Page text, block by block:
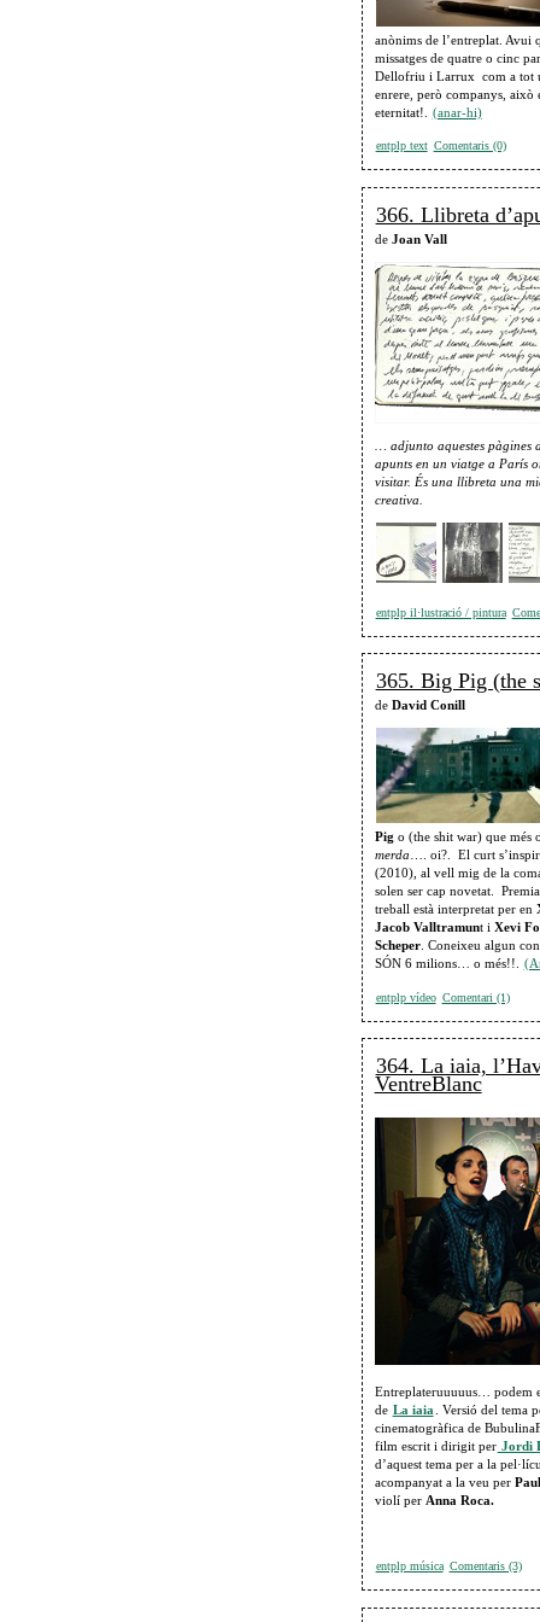
anònims de l’entreplat. Avui
missatges de quatre o cinc
Dellofriu i Larrux com a tot
enrere, però companys,
eternitat!.
(anar-hi)
entplp text Comentaris (0)
366. Llibreta
deJoan Vall
… adjunto aquestes pàgines
apunts en un viatge a París
visitar. És una llibreta una
creativa.
entplp il·lustració / pintura
365. Big Pig (the
deDavid Conill
Pig o (the shit war) que més
merda …. oi?. El curt
(2010), al vell mig de la
solen ser cap novetat.
treball està interpretat per en
Jacob Valltramunt i Xevi
Scheper. Coneixeu algun
SÓN 6 milions… o més!!.
entplp vídeo Comentari (1)
364. La iaia,
VentreBlanc
Entreplateruuuuus… podem
de La iaia
. Versió del tema
cinematogràfica de
film escrit i dirigit per Jordi
d’aquest tema per a la
acompanyat a la veu per
violí per Anna Roca.
entplp música Comentaris (3)